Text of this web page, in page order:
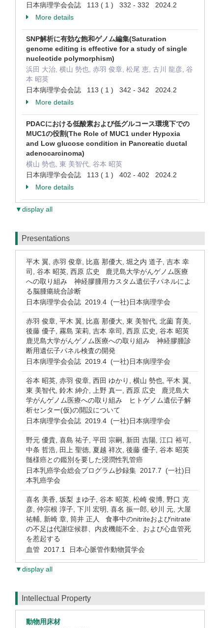
日本病理学会会誌 113 ( 1 ) 332 - 332 2024.2
More details
SNP解析に有効な飽和ゲノム編集(Saturation
genome editing is effective for a study of single
nucleotide polymorphism)
浜田 大治, 横山 勢也, 赤羽 俊章, 松尾 恵, 古川 龍彦, 谷
本 昭英
日本病理学会会誌 113 ( 1 ) 342 - 342 2024.2
More details
PDACにおける低酸素および低グルコース環境下での
MUC1の役割(The Role of MUC1 under Hypoxia
and Low glucose condition in Pancreatic ductal
adenocarcinoma)
横山 勢也, 東 美智代, 谷本 昭英
日本病理学会会誌 113 ( 1 ) 402 - 402 2024.2
More details
▼display all
Presentations
平木 翼, 赤羽 俊章, 比嘉 那優大, 堀之内 道子, 吉本 幸
司, 谷本 昭英, 西原 広史 鹿児島大学がんゲノム医療
への取り組み 神経膠腫用カスタム遺伝子パネルによ
る脳腫瘍統合診断
日本病理学会会誌 2019.4 (一社)日本病理学会
赤羽 俊章, 平木 翼, 比嘉 那優大, 東 美智代, 北薗 育美,
後藤 優子, 霧島 茉莉, 吉本 幸司, 西原 広史, 谷本 昭英
鹿児島大学がんゲノム医療への取り組み 神経膠腫診
断用遺伝子パネル検査の開発
日本病理学会会誌 2019.4 (一社)日本病理学会
谷本 昭英, 赤羽 俊章, 西田 ゆかり, 横山 勢也, 平木 翼,
東 美智代, 鈴木 紳介, 上野 真一, 西原 広史 鹿児島大
学がんゲノム医療への取り組み ヒトゲノム遺伝子解
析センター(仮)の開設について
日本病理学会会誌 2019.4 (一社)日本病理学会
野元 優貴, 喜島 祐子, 平田 宗嗣, 新田 吉陽, 江口 裕可,
中条 哲浩, 田上 聖徳, 夏越 祥次, 後藤 優子, 谷本 昭英
髄様癌との鑑別を要した浸潤性乳管癌
日本乳癌学会総会プログラム抄録集 2017.7 (一社)日
本乳癌学会
喜名 美香, 坂梨 まゆ子, 谷本 昭英, 松崎 俊博, 野口 克
彦, 仲宗根 淳子, 下川 宏明, 喜名 振一郎, 砂川 元, 大屋
祐輔, 新崎 章, 筒井 正人 食事中のnitriteおよびnitrate
の不足は代謝症候群、内皮機能不全、および心血管死
を惹起する
血管 2017.1 日本心脈管作動物質学会
▼display all
Intellectual Property
動物用床材